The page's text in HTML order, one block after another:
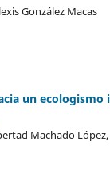
González Macas
un ecologismo
Machado